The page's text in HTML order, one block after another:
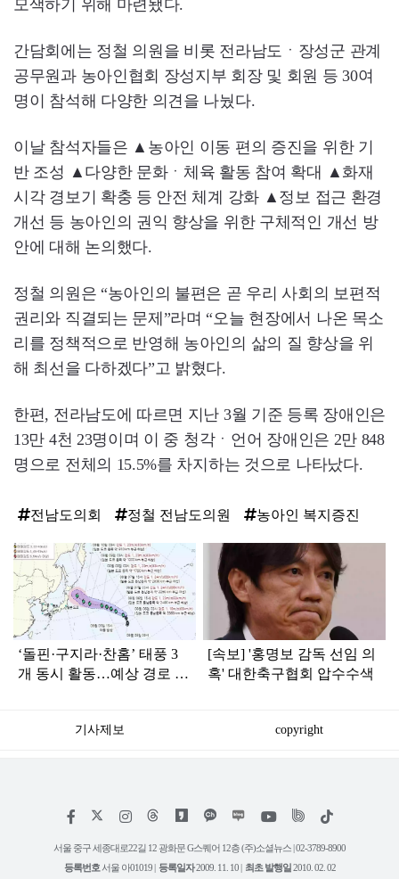
모색하기 위해 마련됐다.
간담회에는 정철 의원을 비롯 전라남도ㆍ장성군 관계
공무원과 농아인협회 장성지부 회장 및 회원 등 30여
명이 참석해 다양한 의견을 나눴다.
이날 참석자들은 ▲농아인 이동 편의 증진을 위한 기
반 조성 ▲다양한 문화ㆍ체육 활동 참여 확대 ▲화재
시각 경보기 확충 등 안전 체계 강화 ▲정보 접근 환경
개선 등 농아인의 권익 향상을 위한 구체적인 개선 방
안에 대해 논의했다.
정철 의원은 “농아인의 불편은 곧 우리 사회의 보편적
권리와 직결되는 문제”라며 “오늘 현장에서 나온 목소
리를 정책적으로 반영해 농아인의 삶의 질 향상을 위
해 최선을 다하겠다”고 밝혔다.
한편, 전라남도에 따르면 지난 3월 기준 등록 장애인은
13만 4천 23명이며 이 중 청각ㆍ언어 장애인은 2만 848
명으로 전체의 15.5%를 차지하는 것으로 나타났다.
전남도의회 정철 전남도의원 농아인 복지증진
탑
라
인
‘돌핀·구지라·찬홈’ 태풍 3
개 동시 활동…예상 경로 보
[속보] '홍명보 감독 선임 의
혹' 대한축구협회 압수수색
기사제보 copyright
페
스
인
타
램
위
트
유
틱
서울 중구 세종대로22길 12 광화문 G스퀘어 12층 (주)소셜뉴스 | 02-3789-8900
등록번호 서울 아01019 | 등록일자2009. 11. 10 | 최초 발행일2010. 02. 02